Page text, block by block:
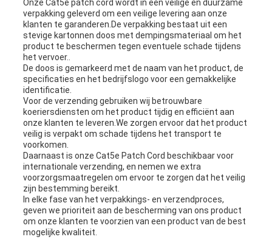
Onze Cat5e patch cord wordt in een veilige en duurzame
verpakking geleverd om een veilige levering aan onze
klanten te garanderen.De verpakking bestaat uit een
stevige kartonnen doos met dempingsmateriaal om het
product te beschermen tegen eventuele schade tijdens
het vervoer..
De doos is gemarkeerd met de naam van het product, de
specificaties en het bedrijfslogo voor een gemakkelijke
identificatie.
Voor de verzending gebruiken wij betrouwbare
koeriersdiensten om het product tijdig en efficiënt aan
onze klanten te leveren.We zorgen ervoor dat het product
veilig is verpakt om schade tijdens het transport te
voorkomen.
Daarnaast is onze Cat5e Patch Cord beschikbaar voor
internationale verzending, en nemen we extra
voorzorgsmaatregelen om ervoor te zorgen dat het veilig
zijn bestemming bereikt.
In elke fase van het verpakkings- en verzendproces,
geven we prioriteit aan de bescherming van ons product
om onze klanten te voorzien van een product van de best
mogelijke kwaliteit.